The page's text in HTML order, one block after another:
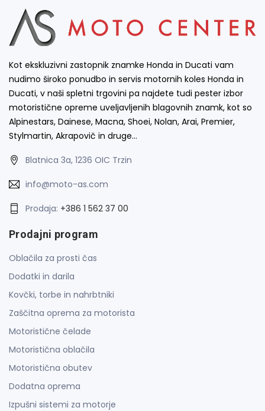
Kot ekskluzivni zastopnik znamke Honda in Ducati vam
nudimo široko ponudbo in servis motornih koles Honda in
Ducati, v naši spletni trgovini pa najdete tudi pester izbor
motoristične opreme uveljavljenih blagovnih znamk, kot so
Alpinestars, Dainese, Macna, Shoei, Nolan, Arai, Premier,
Stylmartin, Akrapovič in druge…
Blatnica 3a, 1236 OIC Trzin
info@moto-as.com
Prodaja: +386 1 562 37 00
Prodajni program
Oblačila za prosti čas
Dodatki in darila
Kovčki, torbe in nahrbtniki
Zaščitna oprema za motorista
Motoristične čelade
Motoristična oblačila
Motoristična obutev
Dodatna oprema
Izpušni sistemi za motorje